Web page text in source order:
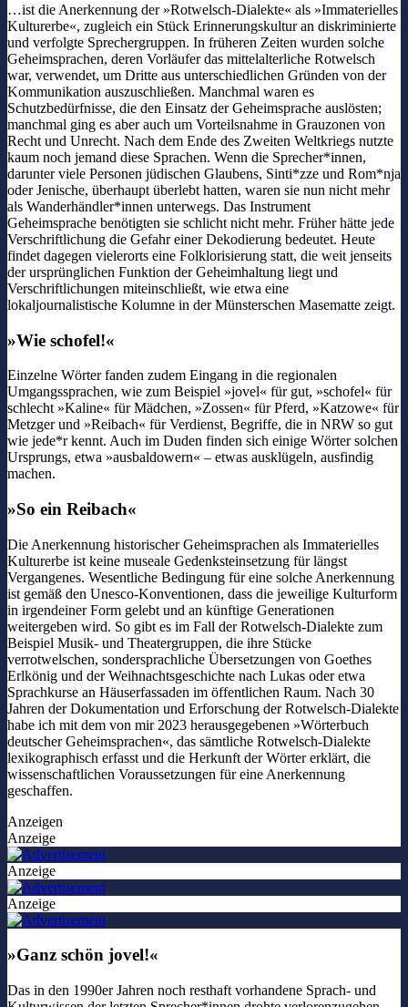
…ist die Anerkennung der »Rotwelsch-Dialekte« als »Immaterielles
Kulturerbe«, zugleich ein Stück Erinnerungskultur an diskriminierte
und verfolgte Sprechergruppen. In früheren Zeiten wurden solche
Geheimsprachen, deren Vorläufer das mittelalterliche Rotwelsch
war, verwendet, um Dritte aus unterschiedlichen Gründen von der
Kommunikation auszuschließen. Manchmal waren es
Schutzbedürfnisse, die den Einsatz der Geheimsprache auslösten;
manchmal ging es aber auch um Vorteilsnahme in Grauzonen von
Recht und Unrecht. Nach dem Ende des Zweiten Weltkriegs nutzte
kaum noch jemand diese Sprachen. Wenn die Sprecher*innen,
darunter viele Personen jüdischen Glaubens, Sinti*zze und Rom*nja
oder Jenische, überhaupt überlebt hatten, waren sie nun nicht mehr
als Wanderhändler*innen unterwegs. Das Instrument
Geheimsprache benötigten sie schlicht nicht mehr. Früher hätte jede
Verschriftlichung die Gefahr einer Dekodierung bedeutet. Heute
findet dagegen vielerorts eine Folklorisierung statt, die weit jenseits
der ursprünglichen Funktion der Geheimhaltung liegt und
Verschriftlichungen miteinschließt, wie etwa eine
lokaljournalistische Kolumne in der Münsterschen Masematte zeigt.
»Wie schofel!«
Einzelne Wörter fanden zudem Eingang in die regionalen
Umgangssprachen, wie zum Beispiel »jovel« für gut, »schofel« für
schlecht »Kaline« für Mädchen, »Zossen« für Pferd, »Katzowe« für
Metzger und »Reibach« für Verdienst, Begriffe, die in NRW so gut
wie jede*r kennt. Auch im Duden finden sich einige Wörter solchen
Ursprungs, etwa »ausbaldowern« – etwas ausklügeln, ausfindig
machen.
»So ein Reibach«
Die Anerkennung historischer Geheimsprachen als Immaterielles
Kulturerbe ist keine museale Gedenksteinsetzung für längst
Vergangenes. Wesentliche Bedingung für eine solche Anerkennung
ist gemäß den Unesco-Konventionen, dass die jeweilige Kulturform
in irgendeiner Form gelebt und an künftige Generationen
weitergeben wird. So gibt es im Fall der Rotwelsch-Dialekte zum
Beispiel Musik- und Theatergruppen, die ihre Stücke
verrotwelschen, sondersprachliche Übersetzungen von Goethes
Erlkönig und der Weihnachtsgeschichte nach Lukas oder etwa
Sprachkurse an Häuserfassaden im öffentlichen Raum. Nach 30
Jahren der Dokumentation und Erforschung der Rotwelsch-Dialekte
habe ich mit dem von mir 2023 herausgegebenen »Wörterbuch
deutscher Geheimsprachen«, das sämtliche Rotwelsch-Dialekte
lexikographisch erfasst und die Herkunft der Wörter erklärt, die
wissenschaftlichen Voraussetzungen für eine Anerkennung
geschaffen.
Anzeigen
Anzeige
Anzeige
Anzeige
»Ganz schön jovel!«
Das in den 1990er Jahren noch resthaft vorhandene Sprach- und